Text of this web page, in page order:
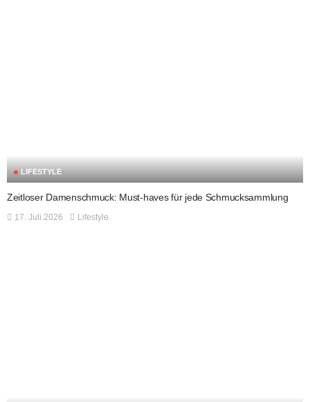
LIFESTYLE
Zeitloser Damenschmuck: Must-haves für jede Schmucksammlung
17. Juli 2026 Lifestyle